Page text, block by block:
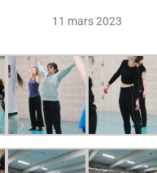
11 mars 2023